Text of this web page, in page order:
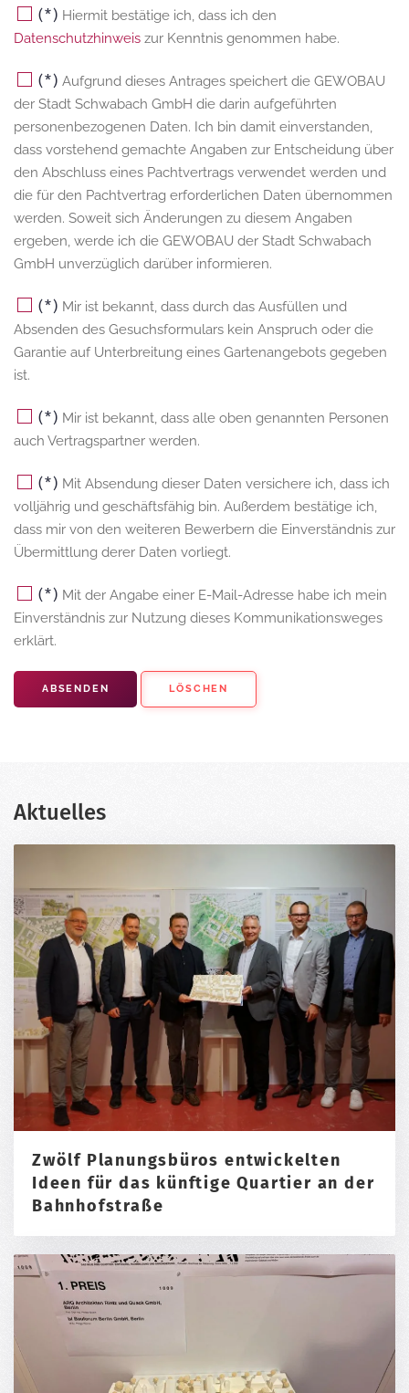
(*) Hiermit bestätige ich, dass ich den
Datenschutzhinweis zur Kenntnis genommen habe.
(*) Aufgrund dieses Antrages speichert die GEWOBAU
der Stadt Schwabach GmbH die darin aufgeführten
personenbezogenen Daten. Ich bin damit einverstanden,
dass vorstehend gemachte Angaben zur Entscheidung über
den Abschluss eines Pachtvertrags verwendet werden und
die für den Pachtvertrag erforderlichen Daten übernommen
werden. Soweit sich Änderungen zu diesem Angaben
ergeben, werde ich die GEWOBAU der Stadt Schwabach
GmbH unverzüglich darüber informieren.
(*) Mir ist bekannt, dass durch das Ausfüllen und
Absenden des Gesuchsformulars kein Anspruch oder die
Garantie auf Unterbreitung eines Gartenangebots gegeben
ist.
(*) Mir ist bekannt, dass alle oben genannten Personen
auch Vertragspartner werden.
(*) Mit Absendung dieser Daten versichere ich, dass ich
volljährig und geschäftsfähig bin. Außerdem bestätige ich,
dass mir von den weiteren Bewerbern die Einverständnis zur
Übermittlung derer Daten vorliegt.
(*) Mit der Angabe einer E-Mail-Adresse habe ich mein
Einverständnis zur Nutzung dieses Kommunikationsweges
erklärt.
ABSENDEN LÖSCHEN
Aktuelles
Zwölf Planungsbüros entwickelten
Ideen für das künftige Quartier an der
Bahnhofstraße